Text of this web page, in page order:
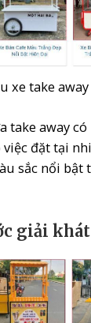
xe take
take away
đặt tại
sắc nổi bật
giải